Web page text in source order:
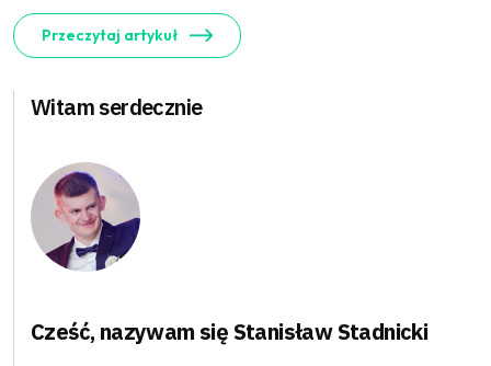
Przeczytaj artykuł
Witam serdecznie
Cześć, nazywam się Stanisław Stadnicki